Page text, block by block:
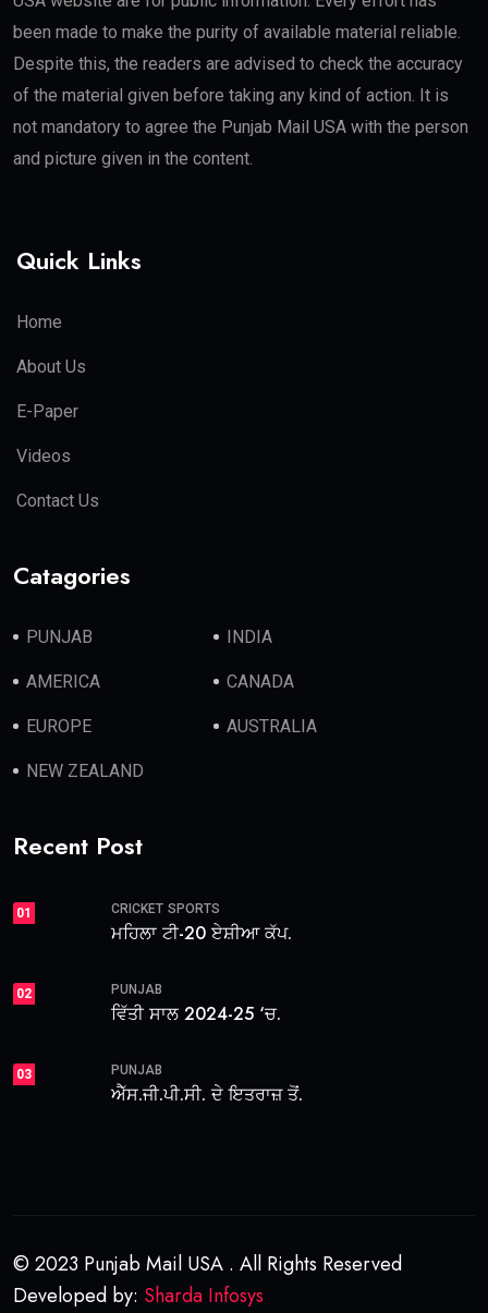
been made to make the purity of available material reliable.
Despite this, the readers are advised to check the accuracy
of the material given before taking any kind of action. It is
not mandatory to agree the Punjab Mail USA with the person
and picture given in the content.
Quick Links
Home
About Us
E-Paper
Videos
Contact Us
Catagories
PUNJAB INDIA
AMERICA CANADA
EUROPE AUSTRALIA
NEW ZEALAND
Recent Post
01 CRICKET SPORTS
ਮਹਿਲਾ ਟੀ-20 ਏਸ਼ੀਆ ਕੱਪ.
02 PUNJAB
ਵਿੱਤੀ ਸਾਲ 2024-25 ‘ਚ.
03 PUNJAB
ਐੱਸ.ਜੀ.ਪੀ.ਸੀ. ਦੇ ਇਤਰਾਜ਼ ਤੋਂ.
© 2023 Punjab Mail USA . All Rights Reserved
Developed by: Sharda Infosys